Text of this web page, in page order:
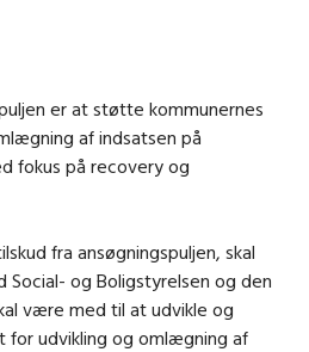
er at støtte kommunernes
af indsatsen på
fokus på recovery og
fra ansøgningspuljen, skal
Social- og Boligstyrelsen og den
være med til at udvikle og
for udvikling og omlægning af